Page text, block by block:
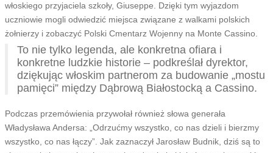
włoskiego przyjaciela szkoły, Giuseppe. Dzięki tym wyjazdom
uczniowie mogli odwiedzić miejsca związane z walkami polskich
żołnierzy i zobaczyć Polski Cmentarz Wojenny na Monte Cassino.
To nie tylko legenda, ale konkretna ofiara i
konkretne ludzkie historie – podkreślał dyrektor,
dziękując włoskim partnerom za budowanie „mostu
pamięci” między Dąbrową Białostocką a Cassino.
Podczas przemówienia przywołał również słowa generała
Władysława Andersa: „Odrzućmy wszystko, co nas dzieli i bierzmy
wszystko, co nas łączy”. Jak zaznaczył Jarosław Budnik, dziś są to